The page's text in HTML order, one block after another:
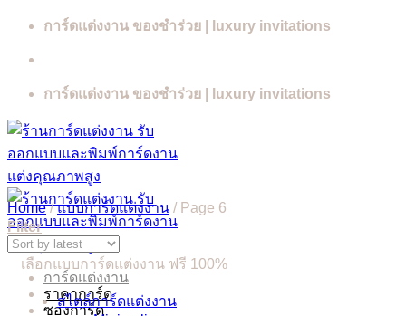
Skip
การ์ดแต่งงาน ของชำร่วย | luxury invitations
การ์ดแต่งงาน ของชำร่วย | luxury invitations
การ์ดแต่งงาน
ราคาการ์ด
ซองการ์ด
Home / แบบการ์ดแต่งงาน /Page 6
Filter
เลือกแบบการ์ดแต่งงาน ฟรี 100%
สไตล์การ์ดแต่งงาน